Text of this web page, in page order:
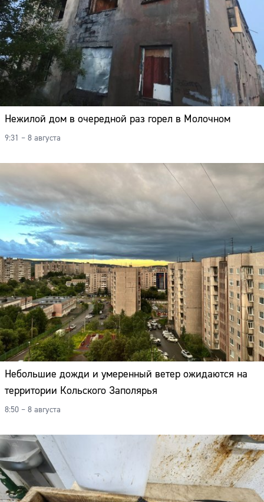
Нежилой дом в очередной раз горел в Молочном
9:31 – 8 августа
Небольшие дожди и умеренный ветер ожидаются на
территории Кольского Заполярья
8:50 – 8 августа